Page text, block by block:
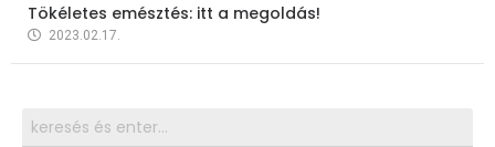
Tökéletes emésztés: itt a megoldás!
2023.02.17.